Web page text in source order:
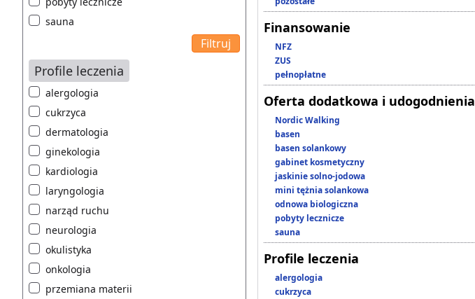
sauna
Profile leczenia
alergologia
cukrzyca
dermatologia
ginekologia
kardiologia
laryngologia
narząd ruchu
neurologia
okulistyka
onkologia
przemiana materii
Finansowanie
NFZ
ZUS
pełnopłatne
Oferta dodatkowa i udogodnienia
Nordic Walking
basen
basen solankowy
gabinet kosmetyczny
jaskinie solno-jodowa
mini tężnia solankowa
odnowa biologiczna
pobyty lecznicze
sauna
Profile leczenia
alergologia
cukrzyca